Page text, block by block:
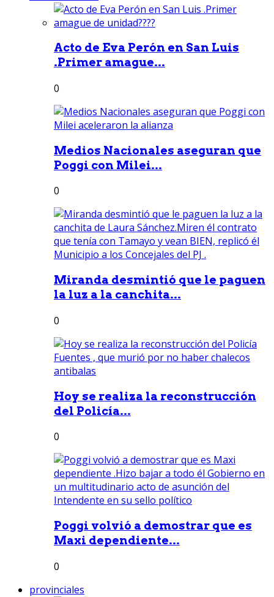
Acto de Eva Perón en San Luis
.Primer amague...
0
Medios Nacionales aseguran que
Poggi con Milei...
0
Miranda desmintió que le paguen
la luz a la canchita...
0
Hoy se realiza la reconstrucción
del Policía...
0
Poggi volvió a demostrar que es
Maxi dependiente...
0
provinciales